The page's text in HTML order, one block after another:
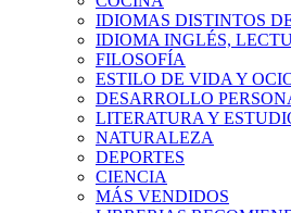
IDIOMAS DISTINTOS
IDIOMA INGLÉS,
FILOSOFÍA
ESTILO DE VIDA Y
DESARROLLO
LITERATURA Y
NATURALEZA
DEPORTES
CIENCIA
MÁS VENDIDOS